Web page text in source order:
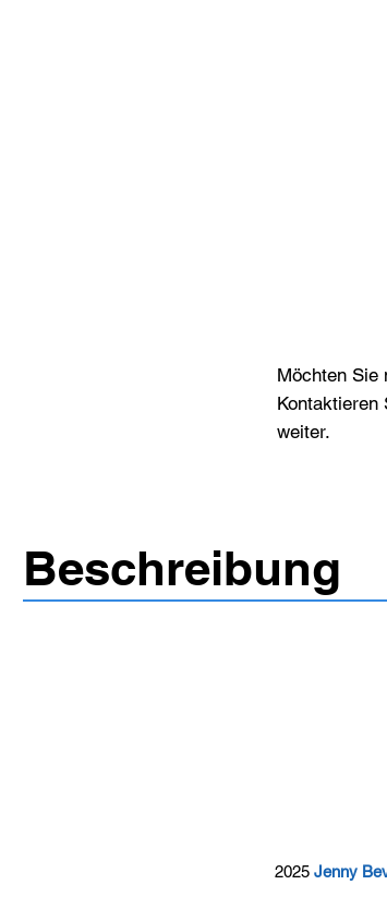
Möchten Sie
Kontaktieren
weiter.
Beschreibung
2025 Jenny